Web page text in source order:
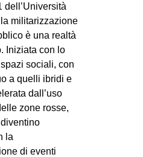
dell’Università
militarizzazione
è una realtà
Iniziata con lo
sociali, con
a quelli ibridi e
dall’uso
zone rosse,
la
di eventi